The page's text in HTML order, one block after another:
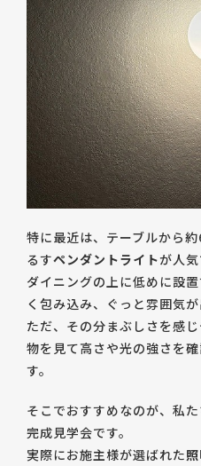
特に最近は、テーブルから
るすペンダントライトが人気
ダイニングの上に低めに設
く包み込み、ぐっと雰囲気が
ただ、その分まぶしさを感
物を見て高さや光の強さを
す。
そこでおすすめなのが、私
完成見学会です。
実際にお施主様が選ばれた